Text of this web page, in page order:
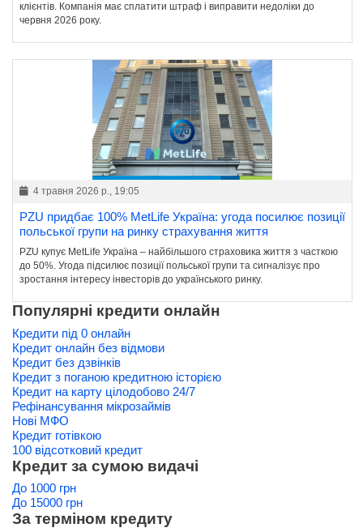
клієнтів. Компанія має сплатити штраф і виправити недоліки до
червня 2026 року.
4 травня 2026 р., 19:05
PZU придбає 100% MetLife Україна: угода посилює позиції
польської групи на ринку страхування життя
PZU купує MetLife Україна – найбільшого страховика життя з часткою
до 50%. Угода підсилює позиції польської групи та сигналізує про
зростання інтересу інвесторів до українського ринку.
Популярні кредити онлайн
Кредити під 0 онлайн
Кредит онлайн без відмови
Кредит без дзвінків
Кредит з поганою кредитною історією
Кредит на карту цілодобово 24/7
Рефінансування мікрозаймів
Нові МФО
Кредит готівкою
100 відсотковий кредит
Кредит за сумою видачі
До 1000 грн
До 15000 грн
За терміном кредиту